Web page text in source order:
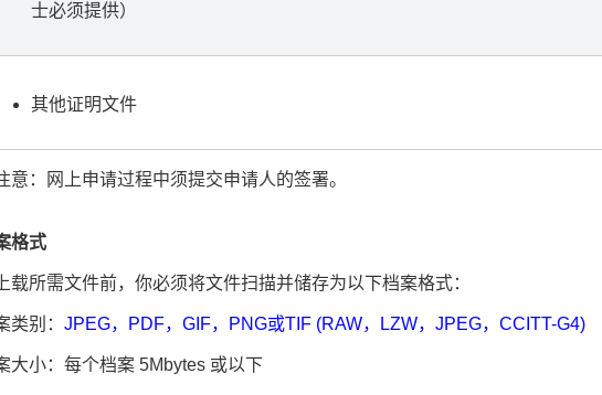
士必须提供）
其他证明文件
意：网上申请过程中须提交申请人的签署。
格式
载所需文件前，你必须将文件扫描并储存为以下档案格式：
类别： JPEG，PDF，GIF，PNG或TIF (RAW，LZW，JPEG，CCITT-G4)
大小：每个档案 5Mbytes 或以下